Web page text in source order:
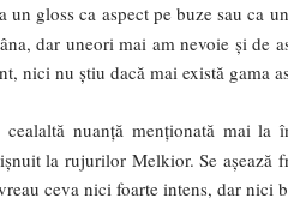
un gloss ca aspect pe buze sau ca
dar uneori mai am nevoie și de
nici nu știu dacă mai există gama
nuanță menționată mai la
la rujurilor Melkior. Se așează
ceva nici foarte intens, dar nici